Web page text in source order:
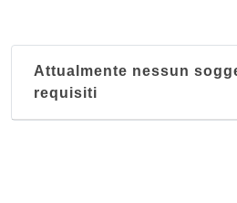
El Tropico Latino - via Giulio
Attualmente nessun
requisiti